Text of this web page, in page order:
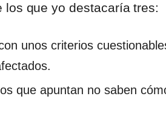
que yo destacaría tres:
unos criterios
que apuntan no saben